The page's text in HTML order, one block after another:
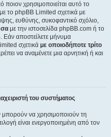
χρησιμοποιείται αυτό το
το phpBB Limited σχετικά με
ευθύνης, συκοφαντικό σχόλιο,
με την ιστοσελίδα phpBB.com ή το
Εάν αποστείλετε μήνυμα
σχετικά με οποιοδήποτε τρίτο
να αναμένετε μια αρνητική ή και
του συστήματος
να χρησιμοποιούν τη
είναι ενεργοποιημένη από τον